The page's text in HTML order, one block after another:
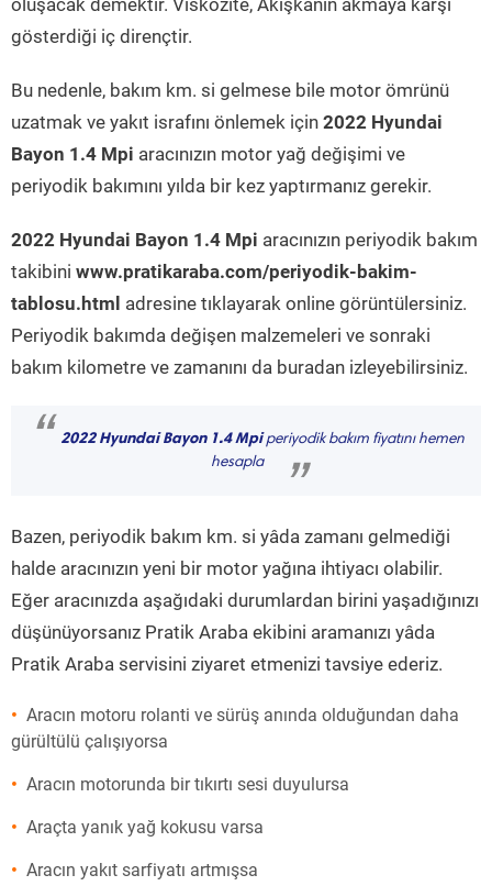
oluşacak demektir. Viskozite, Akışkanın akmaya karşı
gösterdiği iç dirençtir.
Bu nedenle, bakım km. si gelmese bile motor ömrünü
uzatmak ve yakıt israfını önlemek için 2022 Hyundai
Bayon 1.4 Mpi aracınızın motor yağ değişimi ve
periyodik bakımını yılda bir kez yaptırmanız gerekir.
2022 Hyundai Bayon 1.4 Mpi aracınızın periyodik bakım
takibini www.pratikaraba.com/periyodik-bakim-
tablosu.html adresine tıklayarak online görüntülersiniz.
Periyodik bakımda değişen malzemeleri ve sonraki
bakım kilometre ve zamanını da buradan izleyebilirsiniz.
“ 2022 Hyundai Bayon 1.4 Mpiperiyodik bakım fiyatını hemen
hesapla
”
Bazen, periyodik bakım km. si yâda zamanı gelmediği
halde aracınızın yeni bir motor yağına ihtiyacı olabilir.
Eğer aracınızda aşağıdaki durumlardan birini yaşadığınızı
düşünüyorsanız Pratik Araba ekibini aramanızı yâda
Pratik Araba servisini ziyaret etmenizi tavsiye ederiz.
Aracın motoru rolanti ve sürüş anında olduğundan daha
gürültülü çalışıyorsa
Aracın motorunda bir tıkırtı sesi duyulursa
Araçta yanık yağ kokusu varsa
Aracın yakıt sarfiyatı artmışsa